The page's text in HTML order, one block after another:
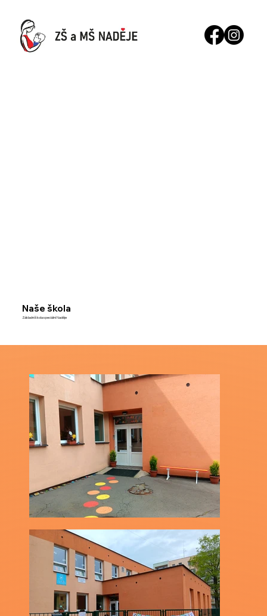
Naše škola
Základní škola speciální Naděje